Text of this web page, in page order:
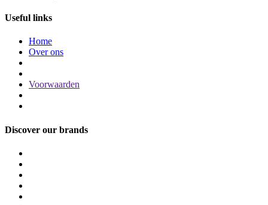
Useful links
Home
Over ons
Voorwaarden
Discover our brands